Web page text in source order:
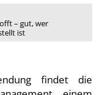
– gut, wer
ist
findet die